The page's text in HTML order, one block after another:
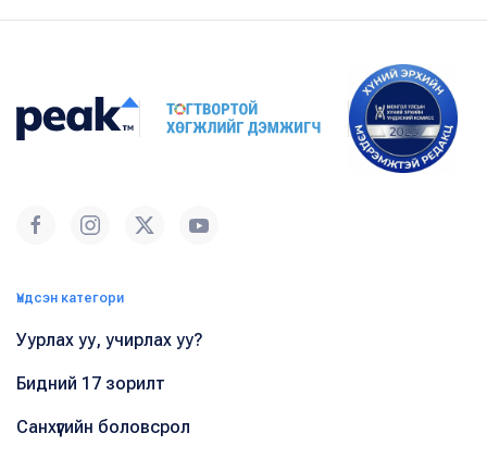
Үндсэн категори
Уурлах уу, учирлах уу?
Бидний 17 зорилт
Санхүүгийн боловсрол